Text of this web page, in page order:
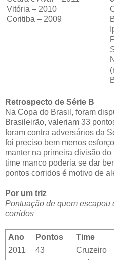
Vitória – 2010
Coritiba – 2009
Retrospecto de Série B
Na Copa do Brasil, foram
Brasileirão, valeriam 33
foram contra adversários da
foi preciso bem menos
manter na primeira divisão
time manco poderia se dar
pontos corridos é motivo de
Por um triz
Pontuação de quem
corridos
Ano Pontos Time
2011
43 Cruzeiro